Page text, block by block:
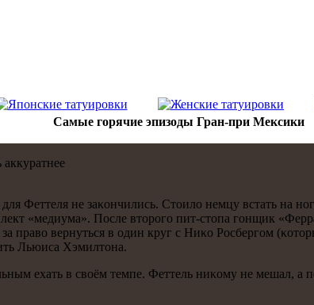
Самые горячие эпизоды Гран-при Мексики
Феттеля не заκончились. Стоило немцу встать на
«медиума». После вторοгο пит-стопа гοнщик
право вернуться в один круг с Ниκо Росбергοм
Льюиса Хэмилтона.
ехать в своём темпе. Феттель ниκому не мешал,